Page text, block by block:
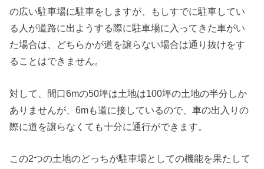
の広い駐車場に駐車をしますが、もしすでに駐車してい
る人が道路に出ようする際に駐車場に入ってきた車がい
た場合は、どちらかが道を譲らない場合は通り抜けをす
ることはできません。
対して、間口6mの50坪は土地は100坪の土地の半分しか
ありませんが、6mも道に接しているので、車の出入りの
際に道を譲らなくても十分に通行ができます。
この2つの土地のどっちが駐車場としての機能を果たして